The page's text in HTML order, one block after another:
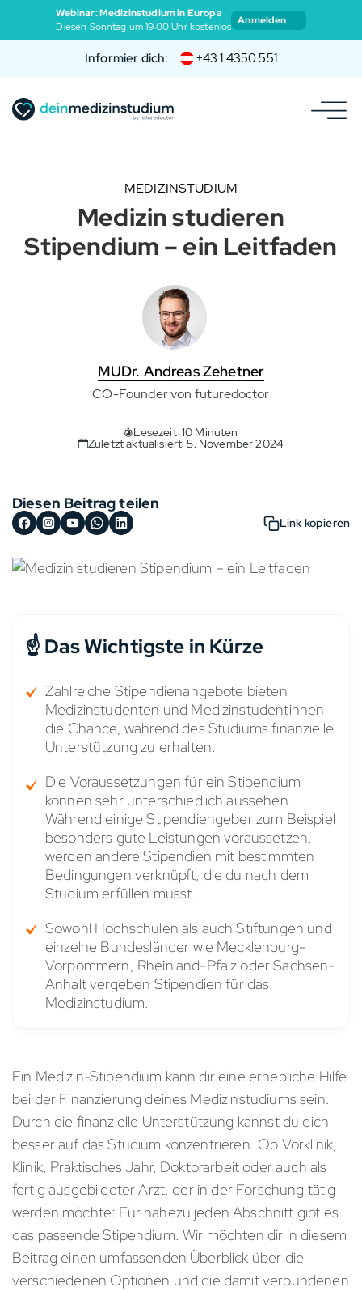
Webinar: Medizinstudium in Europa
Diesen Sonntag um 19:00 Uhr kostenlos Anmelden
Informier dich: +43 1 4350 551
MEDIZINSTUDIUM
Medizin studieren
Stipendium – ein Leitfaden
MUDr. Andreas Zehetner
CO-Founder von futuredoctor
Lesezeit: 10 Minuten
Zuletzt aktualisiert: 5. November 2024
Diesen Beitrag teilen
Link kopieren
☝️ Das Wichtigste in Kürze
Zahlreiche Stipendienangebote bieten
Medizinstudenten und Medizinstudentinnen
die Chance, während des Studiums finanzielle
Unterstützung zu erhalten.
Die Voraussetzungen für ein Stipendium
können sehr unterschiedlich aussehen.
Während einige Stipendiengeber zum Beispiel
besonders gute Leistungen voraussetzen,
werden andere Stipendien mit bestimmten
Bedingungen verknüpft, die du nach dem
Studium erfüllen musst.
Sowohl Hochschulen als auch Stiftungen und
einzelne Bundesländer wie Mecklenburg-
Vorpommern, Rheinland-Pfalz oder Sachsen-
Anhalt vergeben Stipendien für das
Medizinstudium.
Ein Medizin-Stipendium kann dir eine erhebliche Hilfe
bei der Finanzierung deines Medizinstudiums sein.
Durch die finanzielle Unterstützung kannst du dich
besser auf das Studium konzentrieren. Ob Vorklinik,
Klinik, Praktisches Jahr, Doktorarbeit oder auch als
fertig ausgebildeter Arzt, der in der Forschung tätig
werden möchte: Für nahezu jeden Abschnitt gibt es
das passende Stipendium. Wir möchten dir in diesem
Beitrag einen umfassenden Überblick über die
verschiedenen Optionen und die damit verbundenen